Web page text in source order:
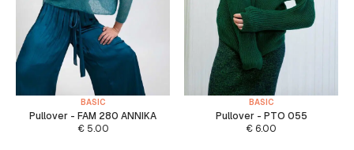
BASIC
Pullover - FAM 280 ANNIKA
€5.00
BASIC
Pullover - PTO 055
€ 6.00